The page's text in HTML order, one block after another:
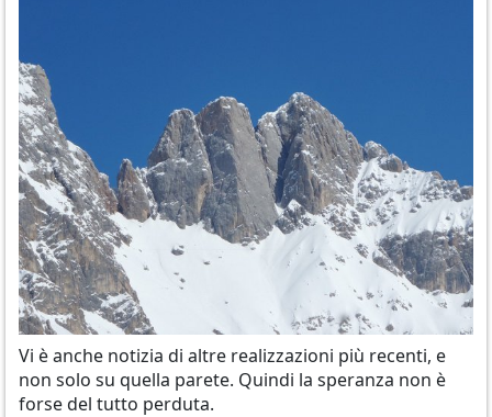
Vi è anche notizia di altre realizzazioni più recenti, e
non solo su quella parete. Quindi la speranza non è
forse del tutto perduta.